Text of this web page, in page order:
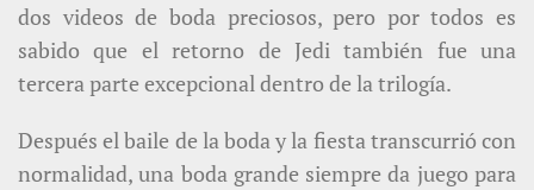
dos videos de boda preciosos, pero por todos es
sabido que el retorno de Jedi también fue una
tercera parte excepcional dentro de la trilogía.
Después el baile de la boda y la fiesta transcurrió con
normalidad, una boda grande siempre da juego para